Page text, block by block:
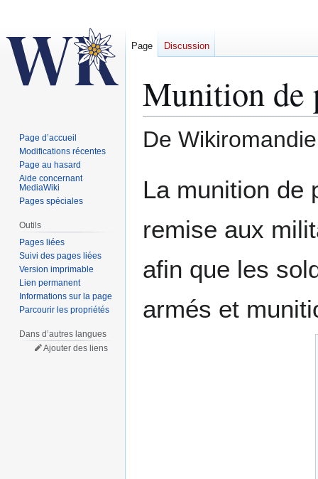
Munition de
De
navigation
recherche
La munition de
remise aux
afin que les
armés et
Page Discussion
Page d’accueil
Modifications récentes
Page au hasard
Aide concernant
MediaWiki
Pages spéciales
Outils
Pages liées
Suivi des pages liées
Version imprimable
Lien permanent
Informations sur la page
Parcourir les propriétés
Dans d’autres langues
Ajouter des liens